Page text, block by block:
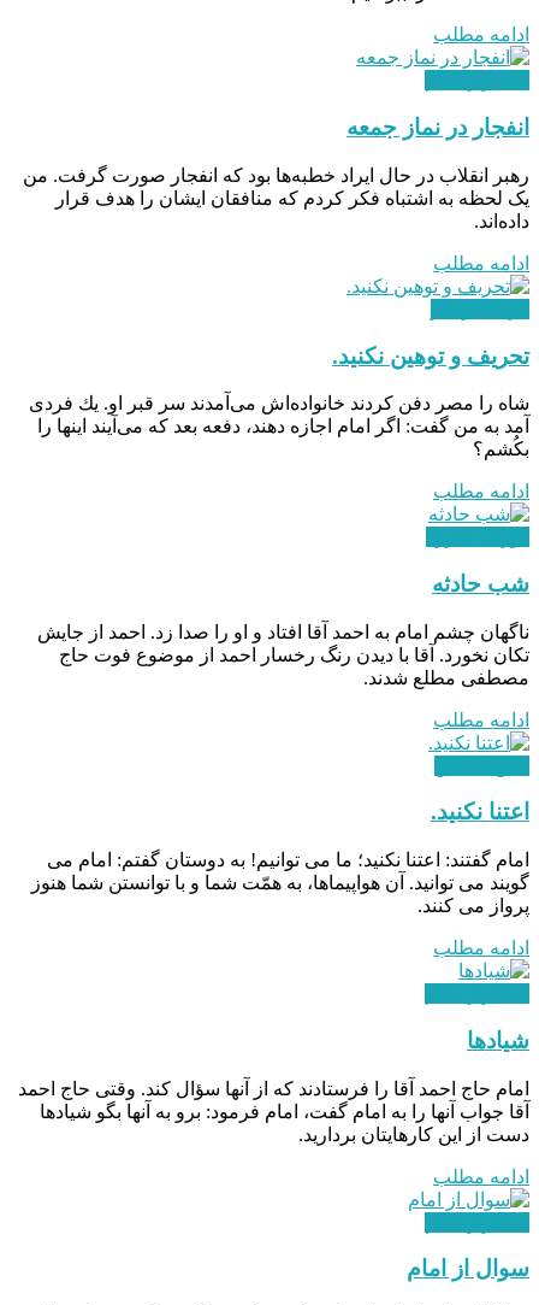
ادامه مطلب
انفجار در نماز جمعه
رهبر انقلاب در حال ایراد خطبه‌ها بود که انفجار صورت گرفت. من
یک لحظه به اشتباه فکر کردم که منافقان ایشان را هدف قرار
داده‌اند.
ادامه مطلب
تحریف و توهین نکنید.
شاه را مصر دفن كردند خانواده‌اش می‌آمدند سر قبر او. يك فردی
آمد به من گفت: اگر امام اجازه دهند، دفعه بعد كه می‌آيند اينها را
بكُشم؟
ادامه مطلب
شب حادثه
ناگهان چشم امام به احمد آقا افتاد و او را صدا زد. احمد از جایش
تکان نخورد. آقا با دیدن رنگ رخسار احمد از موضوع فوت حاج
مصطفی مطلع شدند.
ادامه مطلب
اعتنا نکنید.
امام گفتند: اعتنا نکنید؛ ما می‌ توانیم! به دوستان گفتم: امام می‌
گویند می‌ توانید. آن هواپیماها، به همّت شما و با توانستن شما هنوز
پرواز می‌ کنند.
ادامه مطلب
شیادها
امام حاج احمد آقا را فرستادند که از آنها سؤال کند. وقتی حاج احمد
آقا جواب آنها را به امام گفت، امام فرمود: برو به آنها بگو شيادها
دست از این کارهایتان بردارید.
ادامه مطلب
سوال از امام